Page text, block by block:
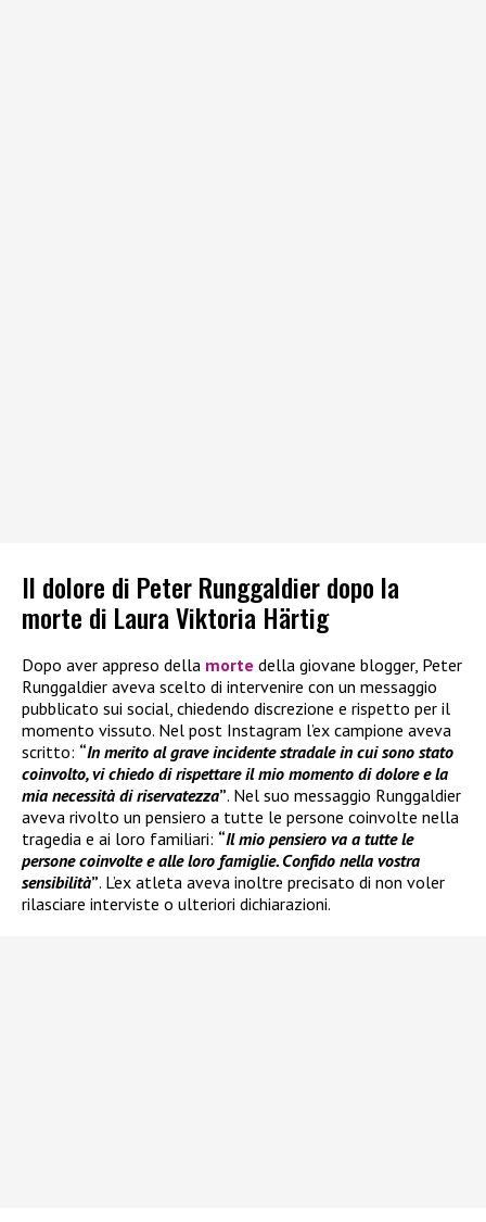
Il dolore di Peter Runggaldier dopo la
morte di Laura Viktoria Härtig
Dopo aver appreso della morte della giovane blogger, Peter
Runggaldier aveva scelto di intervenire con un messaggio
pubblicato sui social, chiedendo discrezione e rispetto per il
momento vissuto. Nel post Instagram l’ex campione aveva
scritto: “In merito al grave incidente stradale in cui sono stato
coinvolto, vi chiedo di rispettare il mio momento di dolore e la
mia necessità di riservatezza”. Nel suo messaggio Runggaldier
aveva rivolto un pensiero a tutte le persone coinvolte nella
tragedia e ai loro familiari: “Il mio pensiero va a tutte le
persone coinvolte e alle loro famiglie. Confido nella vostra
sensibilità”. L’ex atleta aveva inoltre precisato di non voler
rilasciare interviste o ulteriori dichiarazioni.